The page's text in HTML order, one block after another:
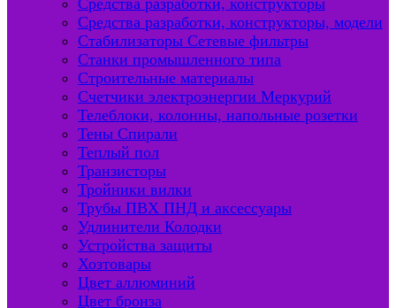
Средства разработки, конструкторы
Средства разработки, конструкторы, модели
Стабилизаторы Сетевые фильтры
Станки промышленного типа
Строительные материалы
Счетчики электроэнергии Меркурий
Телеблоки, колонны, напольные розетки
Тены Спирали
Теплый пол
Транзисторы
Тройники вилки
Трубы ПВХ ПНД и аксессуары
Удлинители Колодки
Устройства защиты
Хозтовары
Цвет аллюминий
Цвет бронза